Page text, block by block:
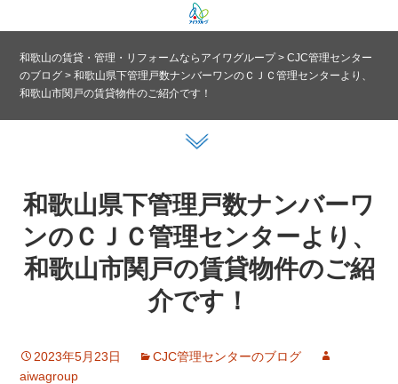
和歌山の賃貸・管理・リフォームならアイワグループ>CJC管理センター
のブログ >和歌山県下管理戸数ナンバーワンのＣＪＣ管理センターより、
和歌山市関戸の賃貸物件のご紹介です！
和歌山県下管理戸数ナンバーワ
ンのＣＪＣ管理センターより、
和歌山市関戸の賃貸物件のご紹
介です！
2023年5月23日
CJC管理センターのブログ
aiwagroup